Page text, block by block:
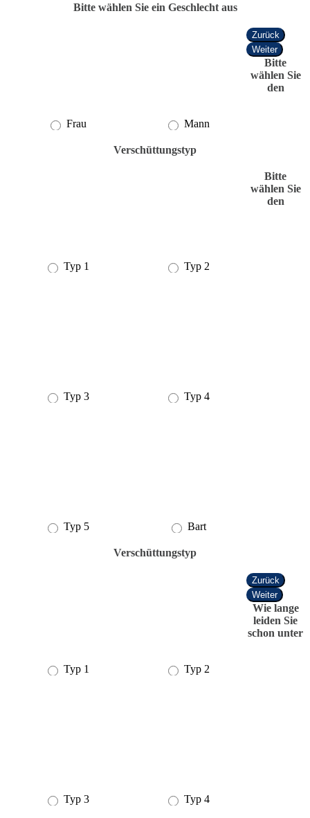
Bitte wählen Sie ein Geschlecht aus
Frau Mann
Zurück
Weiter
Bitte
wählen Sie
den
Verschüttungstyp
Typ 1 Typ 2
Typ 3 Typ 4
Typ 5 Bart
Bitte
wählen Sie
den
Verschüttungstyp
Typ 1 Typ 2
Typ 3 Typ 4
Zurück
Weiter
Wie lange
leiden Sie
schon unter